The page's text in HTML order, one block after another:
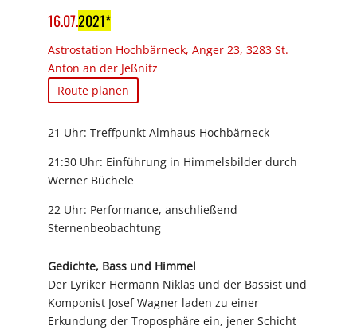
16.07.2021
Astrostation Hochbärneck, Anger 23, 3283 St.
Anton an der Jeßnitz
Route planen
21 Uhr: Treffpunkt Almhaus Hochbärneck
21:30 Uhr: Einführung in Himmelsbilder durch
Werner Büchele
22 Uhr: Performance, anschließend
Sternenbeobachtung
Gedichte, Bass und Himmel
Der Lyriker Hermann Niklas und der Bassist und
Komponist Josef Wagner laden zu einer
Erkundung der Troposphäre ein, jener Schicht